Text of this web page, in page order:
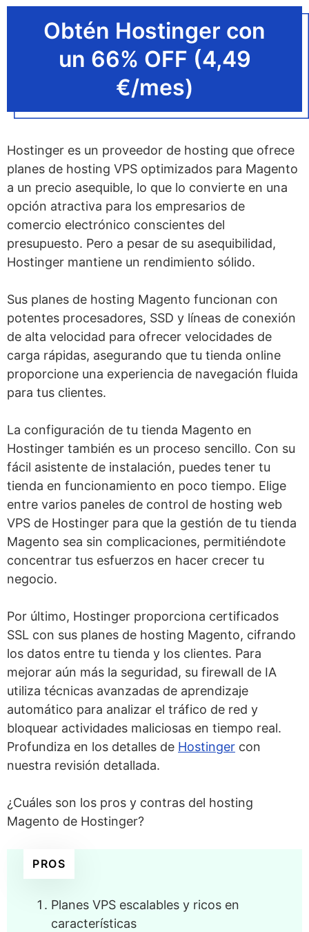
¿Qué hace que un host Magento sea
barato?
¿Qué hace que un host Magento sea
Magento?
¿Los hosts de Magento admiten
Magento 1 y 2?
¿Los proveedores de hosting de
Magento cumplen con PCI?
Magento?
Obtén Hostinger con
un 66% OFF (4,49
€/mes)
Hostinger es un proveedor de hosting que ofrece
planes de hosting VPS optimizados para Magento
a un precio asequible, lo que lo convierte en una
opción atractiva para los empresarios de
comercio electrónico conscientes del
presupuesto. Pero a pesar de su asequibilidad,
Hostinger mantiene un rendimiento sólido.
Sus planes de hosting Magento funcionan con
potentes procesadores, SSD y líneas de conexión
de alta velocidad para ofrecer velocidades de
carga rápidas, asegurando que tu tienda online
proporcione una experiencia de navegación fluida
para tus clientes.
La configuración de tu tienda Magento en
Hostinger también es un proceso sencillo. Con su
fácil asistente de instalación, puedes tener tu
tienda en funcionamiento en poco tiempo. Elige
entre varios paneles de control de hosting web
VPS de Hostinger para que la gestión de tu tienda
Magento sea sin complicaciones, permitiéndote
concentrar tus esfuerzos en hacer crecer tu
negocio.
Por último, Hostinger proporciona certificados
SSL con sus planes de hosting Magento, cifrando
los datos entre tu tienda y los clientes. Para
mejorar aún más la seguridad, su firewall de IA
utiliza técnicas avanzadas de aprendizaje
automático para analizar el tráfico de red y
bloquear actividades maliciosas en tiempo real.
Profundiza en los detalles de Hostinger con
nuestra revisión detallada.
¿Cuáles son los pros y contras del hosting
Magento de Hostinger?
PROS
Planes VPS escalables y ricos en
características